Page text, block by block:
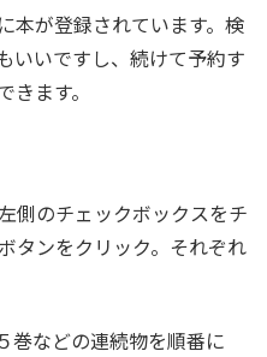
本が登録されています。検
いいですし、続けて予約す
ます。
側のチェックボックスをチ
ボタンをクリック。それぞれ
巻などの連続物を順番に